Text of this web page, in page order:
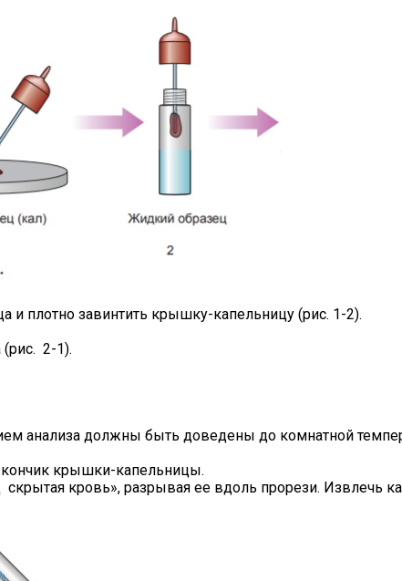
и плотно завинтить крышку-капельницу (рис. 1-2).
(рис. 2-1).
анализа должны быть доведены до комнатной
кончик крышки-капельницы.
кровь», разрывая ее вдоль прорези. Извлечь